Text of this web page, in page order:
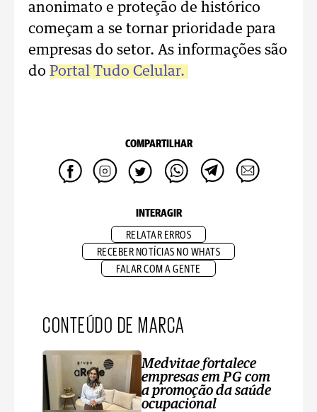
anonimato e proteção de histórico
começam a se tornar prioridade para
empresas do setor. As informações são
do Portal Tudo Celular.
COMPARTILHAR
INTERAGIR
RELATAR ERROS
RECEBER NOTÍCIAS NO WHATS
FALAR COM A GENTE
CONTEÚDO DE MARCA
Medvitae fortalece
empresas em PG com
a promoção da saúde
ocupacional